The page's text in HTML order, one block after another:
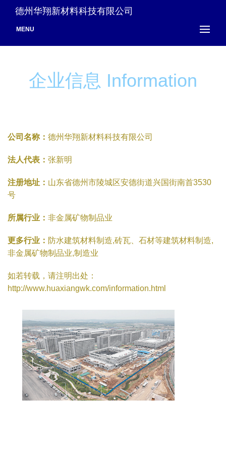
德州华翔新材料科技有限公司
MENU
企业信息 Information
公司名称： 德州华翔新材料科技有限公司
法人代表： 张新明
注册地址： 山东省德州市陵城区安德街道兴国街南首3530
号
所属行业： 非金属矿物制品业
更多行业： 防水建筑材料制造,砖瓦、石材等建筑材料制造,
非金属矿物制品业,制造业
如若转载，请注明出处：
http://www.huaxiangwk.com/information.html